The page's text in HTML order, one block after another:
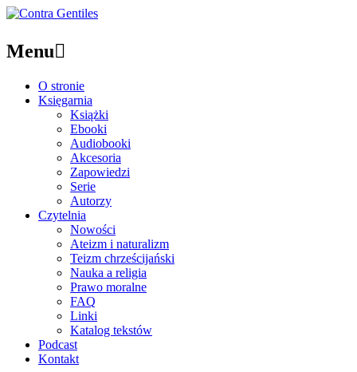
Menu
O stronie
Księgarnia
Książki
Ebooki
Audiobooki
Akcesoria
Zapowiedzi
Serie
Autorzy
Czytelnia
Nowości
Ateizm i naturalizm
Teizm chrześcijański
Nauka a religia
Prawo moralne
FAQ
Linki
Katalog tekstów
Podcast
Kontakt